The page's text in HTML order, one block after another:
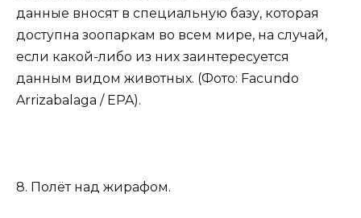
данные вносят в специальную базу, которая
доступна зоопаркам во всем мире, на случай,
если какой-либо из них заинтересуется
данным видом животных. (Фото: Facundo
Arrizabalaga / EPA).
8. Полёт над жирафом.